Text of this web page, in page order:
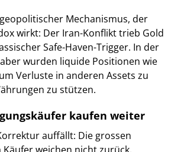
Mechanismus, der
wirkt: Der Iran-Konflikt trieb Gold
Safe-Haven-Trigger. In der
wurden liquide Positionen wie
Verluste in anderen Assets zu
zu stützen.
kaufen weiter
auffällt: Die grossen